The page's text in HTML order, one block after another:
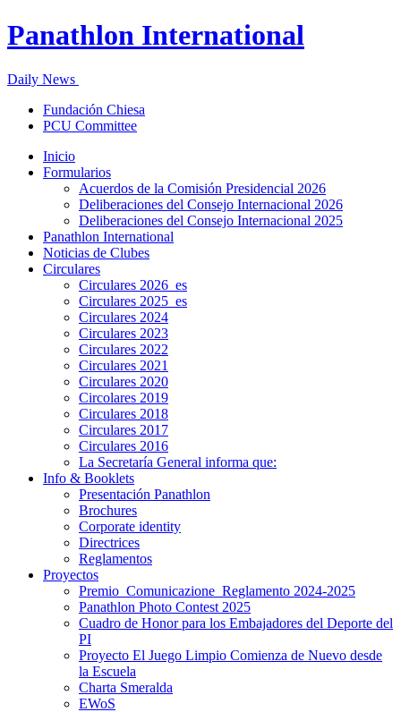
Panathlon International
Daily News
Fundación Chiesa
PCU Committee
Inicio
Formularios
Acuerdos de la Comisión Presidencial 2026
Deliberaciones del Consejo Internacional 2026
Deliberaciones del Consejo Internacional 2025
Panathlon International
Noticias de Clubes
Circulares
Circulares 2026_es
Circulares 2025_es
Circulares 2024
Circulares 2023
Circulares 2022
Circulares 2021
Circulares 2020
Circolares 2019
Circulares 2018
Circulares 2017
Circulares 2016
La Secretaría General informa que:
Info & Booklets
Presentación Panathlon
Brochures
Corporate identity
Directrices
Reglamentos
Proyectos
Premio_Comunicazione_Reglamento 2024-2025
Panathlon Photo Contest 2025
Cuadro de Honor para los Embajadores del Deporte del
PI
Proyecto El Juego Limpio Comienza de Nuevo desde
la Escuela
Charta Smeralda
EWoS